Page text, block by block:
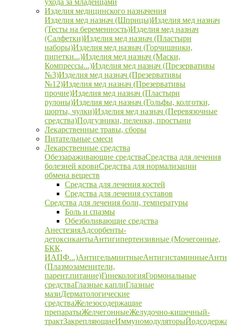
ухода за младенцами
Изделия медицинского назначения
Изделия мед назнач (Шприцы)Изделия мед назнач
(Тесты на беременность)Изделия мед назнач
(Салфетки)Изделия мед назнач (Пластыри
наборы)Изделия мед назнач (Горчишники,
пипетки...)Изделия мед назнач (Маски,
Компрессы...)Изделия мед назнач (Презервативы
№3)Изделия мед назнач (Презервативы
№12)Изделия мед назнач (Презервативы
прочие)Изделия мед назнач (Пластыри
рулоны)Изделия мед назнач (Гольфы, колготки,
шорты, чулки)Изделия мед назнач (Перевязочные
средства)Подгузники, пеленки, простыни
Лекарственные травы, сборы
Питательные смеси
Лекарственные средства
Обеззараживающие средстваСредства для лечения
болезней кровиСредства для нормализации
обмена веществ
Средства для лечения костей
Средства для лечения суставов
Средства для лечения боли, температуры
Боль и спазмы
Обезболивающие средства
АнестезияАдсорбенты-
детоксикантыАнтигипертензивные (Мочегонные,
БКК,
ИАПФ...)АнтигельминтныеАнтигистаминные
(Плазмозаменители,
парент.питание)ГинекологияГормональные
средстваГлазные каплиГлазные
мазиДерматологические
средстваЖелезосодержащие
препаратыЖелчегонныеЖелудочно-кишечный-
трактЗакрепляющиеИммуномодуляторы